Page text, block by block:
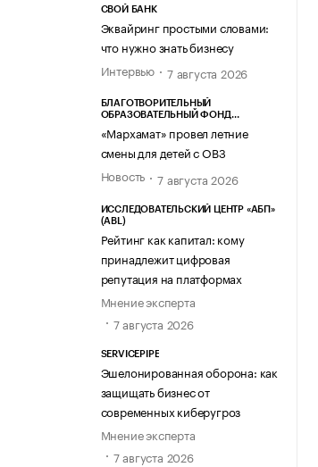
СВОЙ БАНК
Эквайринг простыми словами:
что нужно знать бизнесу
Интервью
7 августа 2026
БЛАГОТВОРИТЕЛЬНЫЙ
ОБРАЗОВАТЕЛЬНЫЙ ФОНД
«Мархамат» провел летние
смены для детей с ОВЗ
Новость
7 августа 2026
ИССЛЕДОВАТЕЛЬСКИЙ ЦЕНТР «АБП»
(ABL)
Рейтинг как капитал: кому
принадлежит цифровая
репутация на платформах
Мнение эксперта
7 августа 2026
SERVICEPIPE
Эшелонированная оборона: как
защищать бизнес от
современных киберугроз
Мнение эксперта
7 августа 2026